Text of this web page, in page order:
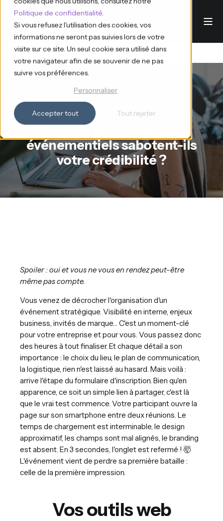
Politique de confidentialité.
Si vous refusez l'utilisation des cookies, vos
informations ne seront pas suivies lors de votre
visite sur ce site. Un seul cookie sera utilisé dans
votre navigateur afin de se souvenir de ne pas
suivre vos préférences.
Personnaliser
Accepter tout Tout rejeter
Ana d'Eventdrive 19.6.2025 11 min read
Vos outils web
événementiels sabotent-ils
votre crédibilité ?
Spoiler : oui et vous ne vous en rendez peut-être
même pas compte.
Vous venez de décrocher l'organisation d'un
événement stratégique. Visibilité en interne, enjeux
business, invités de marque… C'est un moment-clé
pour votre entreprise et pour vous. Vous passez donc
des heures à tout finaliser. Et chaque détail a son
importance : le choix du lieu, le plan de communication,
la logistique, rien n'est laissé au hasard. Mais voilà :
arrive l'étape du formulaire d'inscription. Bien qu'en
apparence, ce soit un simple lien à partager, c'est là
que le vrai test commence. Votre participant ouvre la
page sur son smartphone entre deux réunions. Le
temps de chargement est interminable, le design
approximatif, les champs sont mal alignés, le branding
est absent. En 3 secondes, l'onglet est refermé ! 🤯
L'événement vient de perdre sa première bataille :
celle de la première impression.
Vos outils web